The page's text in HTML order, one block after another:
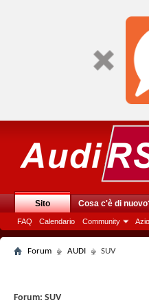
Sito
FAQ Calendario Community
Cosa c'è di
Forum AUDI SUV
Forum: SUV